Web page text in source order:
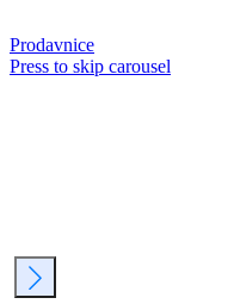
Prodavnice
Press to skip carousel